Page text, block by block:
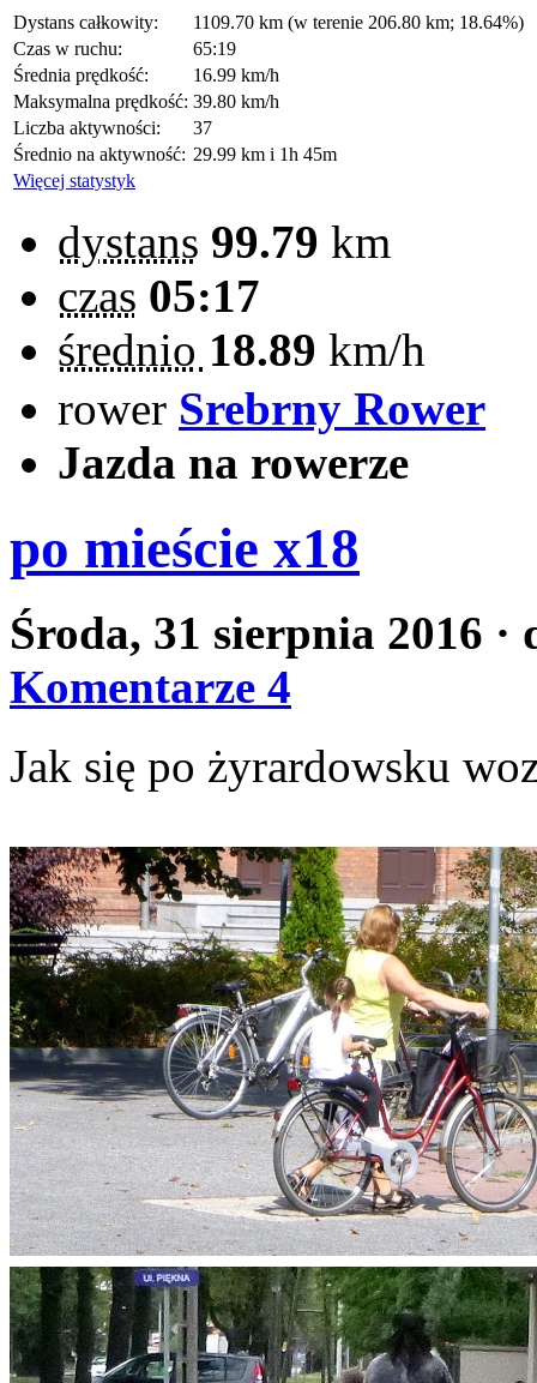
Dystans całkowity:
1109.70 km (w terenie 206.80 km; 18.64%)
Czas w ruchu:
65:19
Średnia prędkość:
16.99 km/h
Maksymalna prędkość: 39.80 km/h
Liczba aktywności:
37
Średnio na aktywność: 29.99 km i 1h 45m
Więcej statystyk
dystans 99.79 km
czas 05:17
średnio 18.89 km/h
rower Srebrny Rower
Jazda na rowerze
po mieście x18
Środa, 31 sierpnia 2016 ·
Komentarze 4
Jak się po żyrardowsku